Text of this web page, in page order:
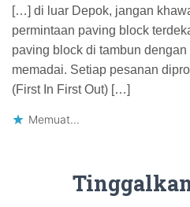
[…] di luar Depok, jangan
permintaan paving block
paving block di tambun
memadai. Setiap pesanan
(First In First Out) […]
Memuat...